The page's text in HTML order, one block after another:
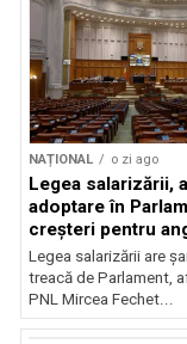
NAȚIONAL o zi ago
Legea salarizării,
adoptare în
creșteri pentru
Legea salarizării are
treacă de Parlament,
PNL Mircea Fechet...